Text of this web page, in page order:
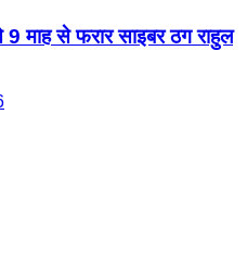
माह से फरार साइबर ठग राहुल